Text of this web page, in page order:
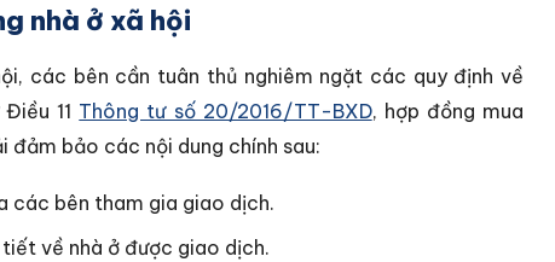
nhà ở xã hội
các bên cần tuân thủ nghiêm ngặt các quy định về
11 Thông tư số 20/2016/TT-BXD, hợp đồng mua
đảm bảo các nội dung chính sau:
các bên tham gia giao dịch.
về nhà ở được giao dịch.